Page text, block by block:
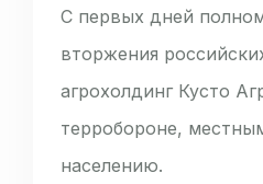
С первых дней
вторжения
агрохолдинг Кусто
терробороне,
населению.